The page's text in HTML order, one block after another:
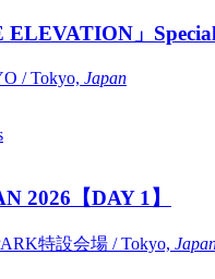
ELEVATION」
/ Tokyo, Japan
2026【DAY 1】
特設会場 / Tokyo,